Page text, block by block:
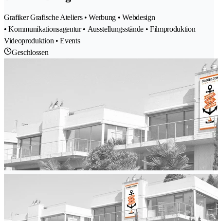
Grafiker Grafische Ateliers • Werbung • Webdesign
• Kommunikationsagentur • Ausstellungsstände • Filmproduktion
Videoproduktion • Events
Geschlossen